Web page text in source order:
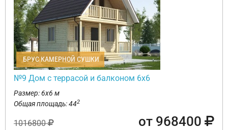
БРУС КАМЕРНОЙ СУШКИ
№9 Дом с террасой и балконом 6х6
Размер: 6х6 м
Общая площадь: 442
1016800 от 968400